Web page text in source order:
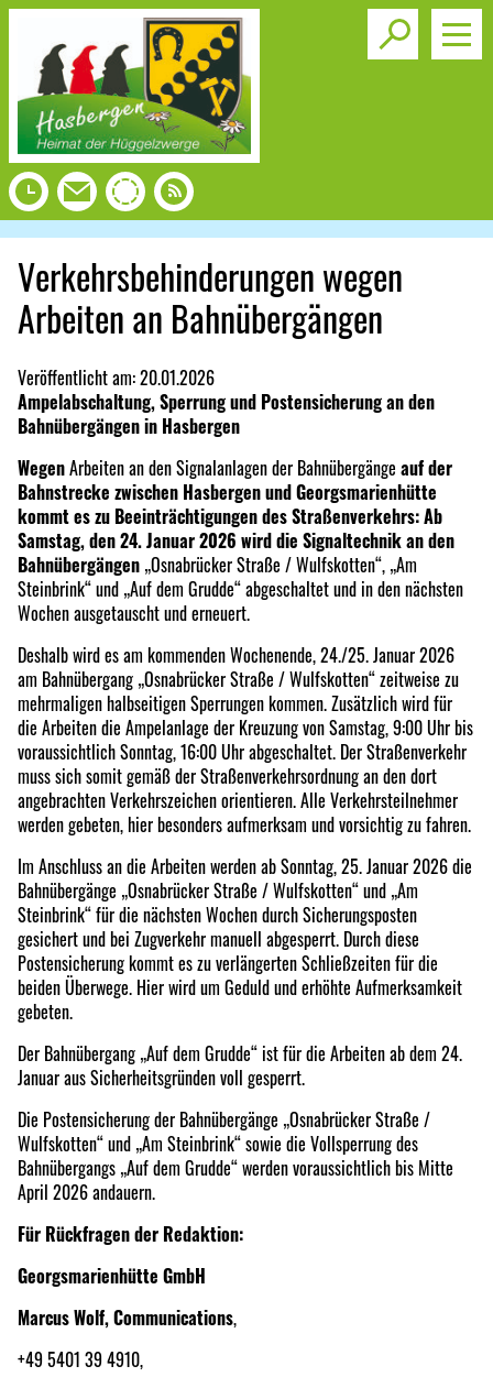
Toggle
Verkehrsbehinderungen wegen
Arbeiten an Bahnübergängen
Veröffentlicht am:20.01.2026
Ampelabschaltung, Sperrung und Postensicherung an den
Bahnübergängen in Hasbergen
WegenArbeiten an den Signalanlagen der Bahnübergänge auf der
Bahnstrecke zwischen Hasbergen und Georgsmarienhütte
kommt es zu Beeinträchtigungen des Straßenverkehrs: Ab
Samstag, den 24. Januar 2026 wird die Signaltechnik an den
Bahnübergängen „Osnabrücker Straße / Wulfskotten“, „Am
Steinbrink“ und „Auf dem Grudde“ abgeschaltet und in den nächsten
Wochen ausgetauscht und erneuert.
Deshalb wird es am kommenden Wochenende, 24./25. Januar 2026
am Bahnübergang „Osnabrücker Straße / Wulfskotten“ zeitweise zu
mehrmaligen halbseitigen Sperrungen kommen. Zusätzlich wird für
die Arbeiten die Ampelanlage der Kreuzung von Samstag, 9:00 Uhr bis
voraussichtlich Sonntag, 16:00 Uhr abgeschaltet. Der Straßenverkehr
muss sich somit gemäß der Straßenverkehrsordnung an den dort
angebrachten Verkehrszeichen orientieren. Alle Verkehrsteilnehmer
werden gebeten, hier besonders aufmerksam und vorsichtig zu fahren.
Im Anschluss an die Arbeiten werden ab Sonntag, 25. Januar 2026 die
Bahnübergänge „Osnabrücker Straße / Wulfskotten“ und „Am
Steinbrink“ für die nächsten Wochen durch Sicherungsposten
gesichert und bei Zugverkehr manuell abgesperrt. Durch diese
Postensicherung kommt es zu verlängerten Schließzeiten für die
beiden Überwege. Hier wird um Geduld und erhöhte Aufmerksamkeit
gebeten.
Der Bahnübergang „Auf dem Grudde“ ist für die Arbeiten ab dem 24.
Januar aus Sicherheitsgründen voll gesperrt.
Die Postensicherung der Bahnübergänge „Osnabrücker Straße /
Wulfskotten“ und „Am Steinbrink“ sowie die Vollsperrung des
Bahnübergangs „Auf dem Grudde“ werden voraussichtlich bis Mitte
April 2026 andauern.
Für Rückfragen der Redaktion:
Georgsmarienhütte GmbH
Marcus Wolf, Communications,
+49 5401 39 4910,